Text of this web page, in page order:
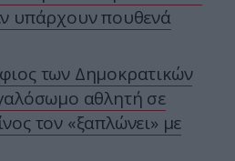
υπάρχουν πουθενά
των Δημοκρατικών
αθλητή σε
τον «ξαπλώνει» με